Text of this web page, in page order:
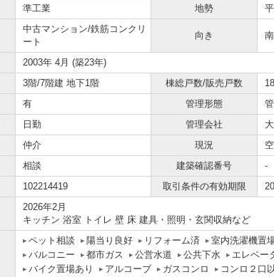
準工業 地勢
中古マンション/鉄筋コンクリ
ート
向き 南
2003年 4月 (築23年)
3階/7階建 地下1階 棟総戸数/販売戸数
有 管理形態
日勤 管理会社
仲介 現況
相談 建築確認番号
-
102214419 取引条件の有効期限
2026年2月
キッチン 浴室 トイレ 壁 床 建具・照明・玄関収納など
ペット相談 陽当り良好 リフォーム済 室内洗濯機置
バルコニー
都市ガス 公営水道 公共下水 エレベー
バイク置場あり
アルコーブ ガスコンロ コンロ２口